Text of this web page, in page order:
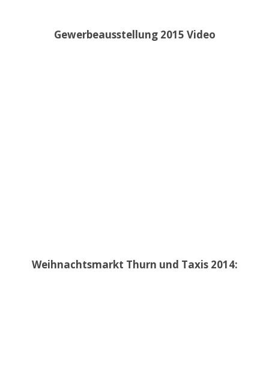
Gewerbeausstellung 2015 Video
Weihnachtsmarkt Thurn und Taxis 2014: